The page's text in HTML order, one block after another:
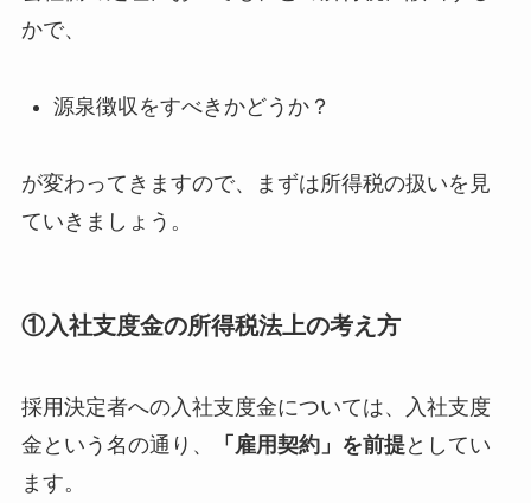
かで、
源泉徴収をすべきかどうか？
が変わってきますので、まずは所得税の扱いを見
ていきましょう。
①入社支度金の所得税法上の考え方
採用決定者への入社支度金については、入社支度
金という名の通り、
「雇用契約」を前提としてい
ます。